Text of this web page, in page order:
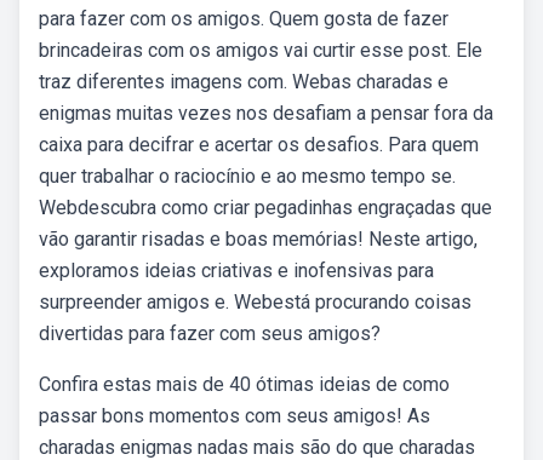
para fazer com os amigos. Quem gosta de fazer
brincadeiras com os amigos vai curtir esse post. Ele
traz diferentes imagens com. Webas charadas e
enigmas muitas vezes nos desafiam a pensar fora da
caixa para decifrar e acertar os desafios. Para quem
quer trabalhar o raciocínio e ao mesmo tempo se.
Webdescubra como criar pegadinhas engraçadas que
vão garantir risadas e boas memórias! Neste artigo,
exploramos ideias criativas e inofensivas para
surpreender amigos e. Webestá procurando coisas
divertidas para fazer com seus amigos?
Confira estas mais de 40 ótimas ideias de como
passar bons momentos com seus amigos! As
charadas enigmas nadas mais são do que charadas